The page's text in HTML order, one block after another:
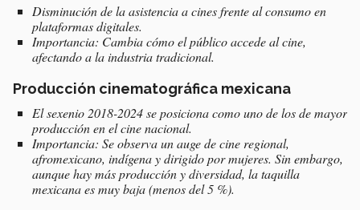
Disminución de la asistencia a cines frente al consumo en
plataformas digitales.
Importancia: Cambia cómo el público accede al cine,
afectando a la industria tradicional.
Producción cinematográfica mexicana
El sexenio 2018-2024 se posiciona como uno de los de mayor
producción en el cine nacional.
Importancia: Se observa un auge de cine regional,
afromexicano, indígena y dirigido por mujeres. Sin embargo,
aunque hay más producción y diversidad, la taquilla
mexicana es muy baja (menos del 5 %).